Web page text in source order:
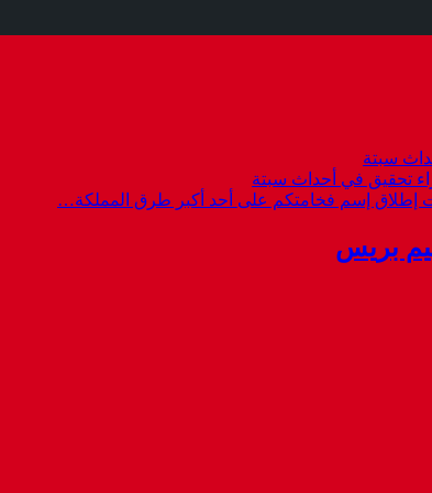
سبتة
تحقيق في أحداث سبتة
إطلاق إسم فخامتكم على أحد أكبر طرق المملكة…
بريس